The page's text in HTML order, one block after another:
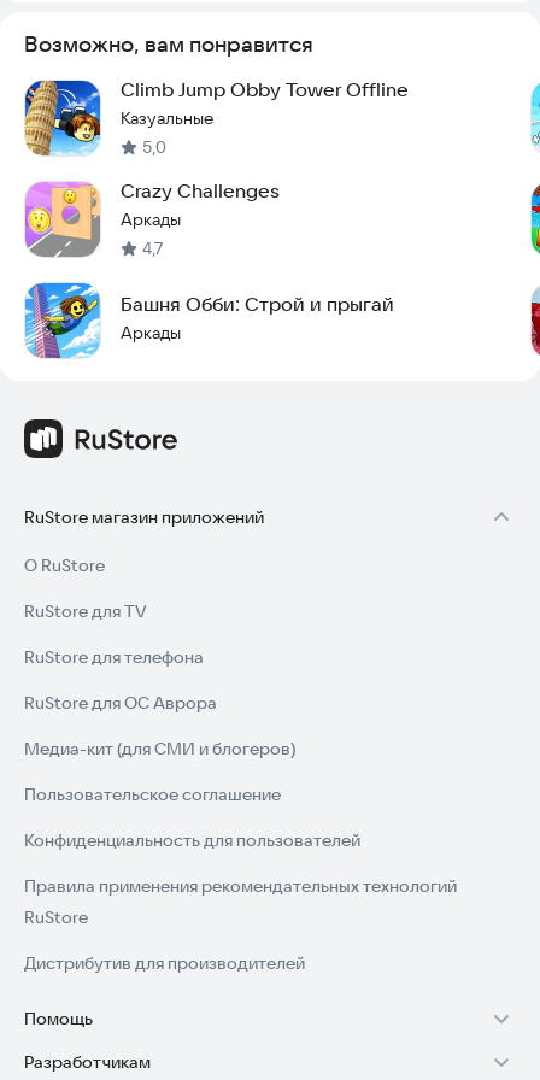
Возможно, вам понравится
Climb Jump Obby Tower Offline
Казуальные
5,0
Crazy Challenges
Аркады
4,7
Башня Обби: Строй и прыгай
Аркады
RuStore магазин приложений
О RuStore
RuStore для TV
RuStore для телефона
RuStore для ОС Аврора
Медиа-кит (для СМИ и блогеров)
Пользовательское соглашение
Конфиденциальность для пользователей
Правила применения рекомендательных технологий
RuStore
Дистрибутив для производителей
Помощь
Установка RuStore на TV
Разработчикам